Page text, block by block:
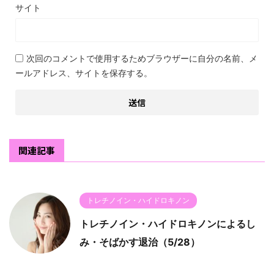
サイト
次回のコメントで使用するためブラウザーに自分の名前、メ
ールアドレス、サイトを保存する。
関連記事
トレチノイン・ハイドロキノン
トレチノイン・ハイドロキノンによるし
み・そばかす退治（5/28）